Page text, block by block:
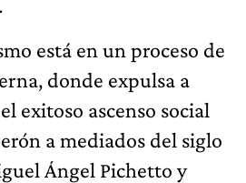
está en un proceso de
donde expulsa a
exitoso ascenso social
a mediados del siglo
Ángel Pichetto y